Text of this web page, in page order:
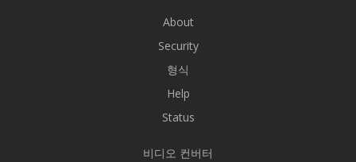
About
Security
형식
Help
Status
비디오 컨버터